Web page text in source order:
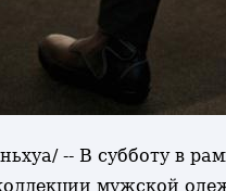
-- В субботу в
мужской